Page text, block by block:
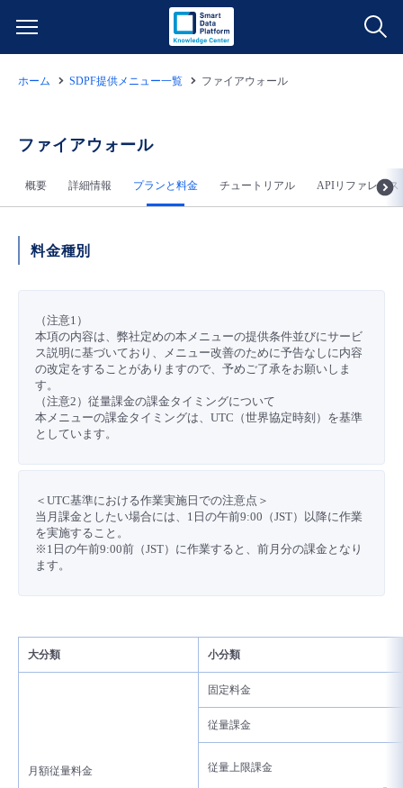
サービス一覧
データ利活用
クラウド/サーバー
ネットワーク
IoT
モニタリング/監査
サポート
すべてのメニューを見る
よくある質問
データ利活用
クラウド/サーバー
ネットワーク
IoT
モニタリング/監査
管理機能
すべてのメニューを見る
料金情報
料金シミュレーター
データ利活用
クラウド/サーバー
ネットワーク
モニタリング/監査
サポート
ご利用開始ガイド
■ 管理機能
- 管理機能
■ セットアップガイド
- 新規お申し込み方法
- 初期設定・確認
- ユーザー機能の管理
- APIリファレンス
- クラウド / サーバー
- バックアップ
- セキュリティ・監査
- IoT
- マルチクラウド利用
- リモートワーク
- ITインフラストラクチャー
故障/メンテナンス情報
サービス稼働状況
メンテナンス予定
定期メンテナンス
パートナー
協業パートナー
トレーニング/操作動画
脱炭素化
ホーム SDPF提供メニュー一覧 ファイアウォール
ファイアウォール
概要 詳細情報 プランと料金 チュートリアル APIリファレンス
料金種別
（注意1）
本項の内容は、弊社定めの本メニューの提供条件並びにサービ
ス説明に基づいており、メニュー改善のために予告なしに内容
の改定をすることがありますので、予めご了承をお願いしま
す。
（注意2）従量課金の課金タイミングについて
本メニューの課金タイミングは、UTC（世界協定時刻）を基準
としています。
＜UTC基準における作業実施日での注意点＞
当月課金としたい場合には、1日の午前9:00（JST）以降に作業
を実施すること。
※1日の午前9:00前（JST）に作業すると、前月分の課金となり
ます。
大分類 小分類
月額従量料金
固定料金
従量課金
従量上限課金